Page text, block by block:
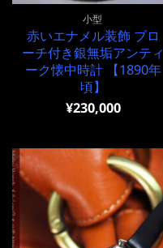
小型
赤いエナメル装飾 ブロ
ーチ付き銀無垢アンティ
ーク懐中時計 【1890年
頃】
¥230,000